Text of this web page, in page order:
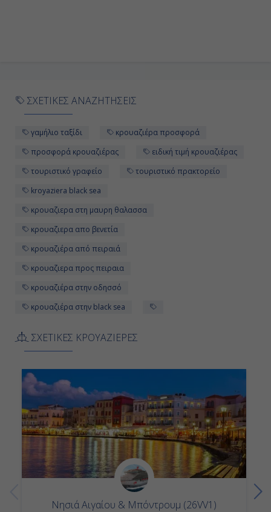
ΣΧΕΤΙΚΕΣ ΑΝΑΖΗΤΗΣΕΙΣ
γαμήλιο ταξίδι
κρουαζιέρα προσφορά
προσφορά κρουαζιέρας
ειδική τιμή κρουαζιέρας
τουριστικό γραφείο
τουριστικό πρακτορείο
kroyaziera black sea
κρουαζιερα στη μαυρη θαλασσα
κρουαζιερα απο βενετία
κρουαζιέρα από πειραιά
κρουαζιερα προς πειραια
κρουαζιέρα στην οδησσό
κρουαζιέρα στην black sea
ΣΧΕΤΙΚΕΣ ΚΡΟΥΑΖΙΕΡΕΣ
Νησιά Αιγαίου & Μπόντρουμ (26VV1)